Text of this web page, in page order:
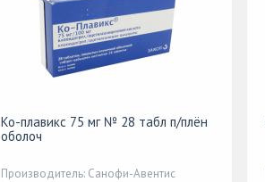
Ко-плавикс 75 мг № 28 табл п/плён
оболоч
Производитель: Санофи-Авентис